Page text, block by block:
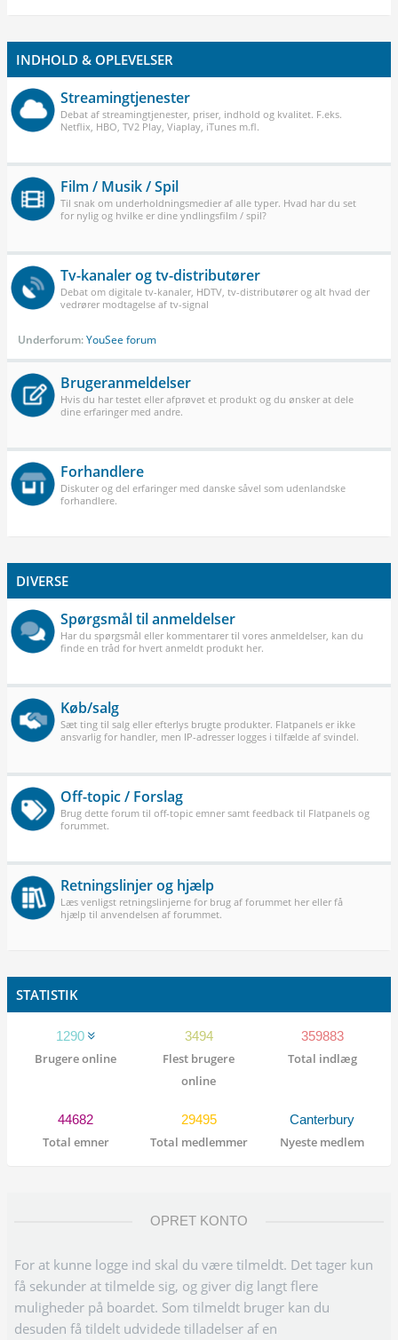
INDHOLD & OPLEVELSER
Streamingtjenester
Debat af streamingtjenester, priser, indhold og kvalitet. F.eks.
Netflix, HBO, TV2 Play, Viaplay, iTunes m.fl.
Film / Musik / Spil
Til snak om underholdningsmedier af alle typer. Hvad har du set
for nylig og hvilke er dine yndlingsfilm / spil?
Tv-kanaler og tv-distributører
Debat om digitale tv-kanaler, HDTV, tv-distributører og alt hvad der
vedrører modtagelse af tv-signal
Underforum:YouSee forum
Brugeranmeldelser
Hvis du har testet eller afprøvet et produkt og du ønsker at dele
dine erfaringer med andre.
Forhandlere
Diskuter og del erfaringer med danske såvel som udenlandske
forhandlere.
DIVERSE
Spørgsmål til anmeldelser
Har du spørgsmål eller kommentarer til vores anmeldelser, kan du
finde en tråd for hvert anmeldt produkt her.
Køb/salg
Sæt ting til salg eller efterlys brugte produkter. Flatpanels er ikke
ansvarlig for handler, men IP-adresser logges i tilfælde af svindel.
Off-topic / Forslag
Brug dette forum til off-topic emner samt feedback til Flatpanels og
forummet.
Retningslinjer og hjælp
Læs venligst retningslinjerne for brug af forummet her eller få
hjælp til anvendelsen af forummet.
STATISTIK
1290
Brugere online
3494
Flest brugere
online
359883
Total indlæg
44682
Total emner
29495
Total medlemmer
Canterbury
Nyeste medlem
OPRET KONTO
For at kunne logge ind skal du være tilmeldt. Det tager kun
få sekunder at tilmelde sig, og giver dig langt flere
muligheder på boardet. Som tilmeldt bruger kan du
desuden få tildelt udvidede tilladelser af en